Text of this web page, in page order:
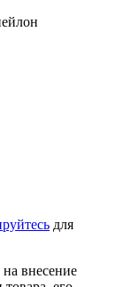
для
на внесение